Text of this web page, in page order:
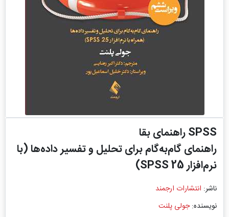
SPSS راهنمای بقا
راهنمای گام‌به‌گام برای تحلیل و تفسیر داده‌ها (با
نرم‌افزار SPSS 25)
ناشر: انتشارات ارجمند
نویسنده:جولی پلنت